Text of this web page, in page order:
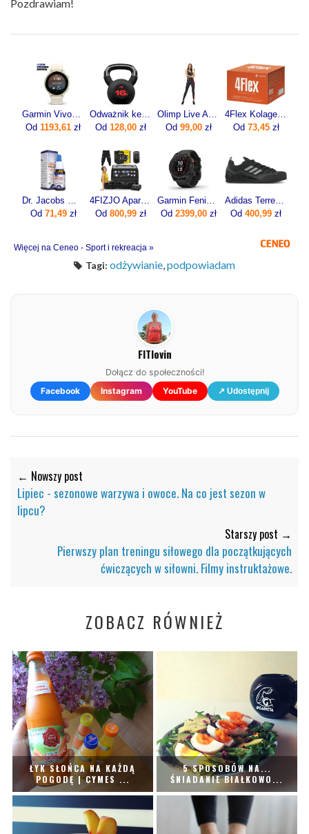
Pozdrawiam!
Garmin Vivoactive 6 Lunar gold z paskiem w kolorze Bone [010-02985-01]
Od 1193,61 zł
Odważnik kettlebell żeliwny 16kg
Od 128,00 zł
Olimp Live And Fight Damskie legginsy Olimp Women’s Leggings Mesh Stripes XS
Od 99,00zł
4Flex Kolagen Nowej Generacji Z Wit. C 30sasz.
Od 73,45zł
Dr. Jacobs Witamina D3K2 Forte 20ml
Od 71,49zł
4FIZJO Aparat Do Drenażu Limfatycznego Med C6 (6-Komorowy 6 Trybów)
Od 800,99 zł
Garmin Fenix 7 Pro Solar Szaro-czarny (0100277701)
Od 2399,00zł
Adidas Terrex Swift Solo 2 IE6901 czarne
Od 400,99 zł
Więcej na Ceneo - Sport i rekreacja »
Tagi: odżywianie,podpowiadam
FITlovin
Dołącz do społeczności!
Facebook
Instagram YouTube ↗ Udostępnij
← Nowszy post
Lipiec - sezonowe warzywa i owoce. Na co jest sezon w
lipcu?
Starszy post →
Pierwszy plan treningu siłowego dla początkujących
ćwiczących w siłowni. Filmy instruktażowe.
ZOBACZ RÓWNIEŻ
ŁYK SŁOŃCA NA KAŻDĄ
POGODĘ | CYMES ...
5 SPOSOBÓW NA...
ŚNIADANIE BIAŁKOWO...